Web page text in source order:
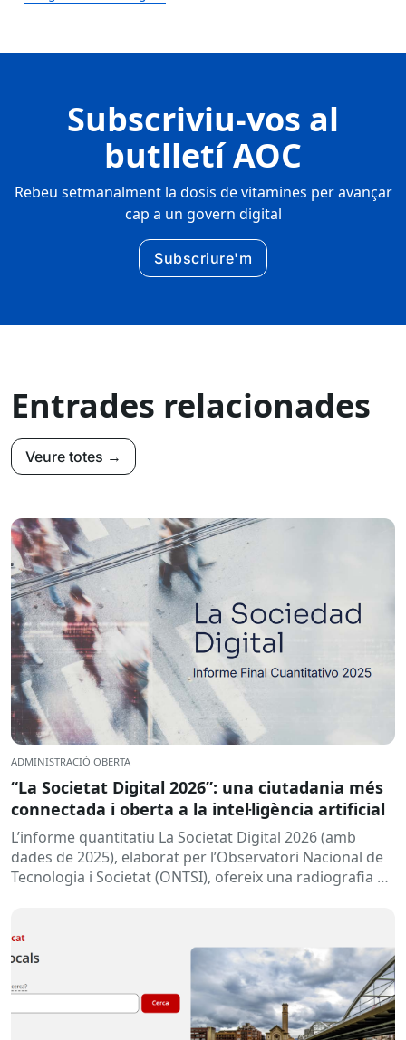
Subscriviu-vos al
butlletí AOC
Rebeu setmanalment la dosis de vitamines per avançar
cap a un govern digital
Subscriure'm
Entrades relacionades
Veure totes →
ADMINISTRACIÓ OBERTA
“La Societat Digital 2026”: una ciutadania més
connectada i oberta a la intel·ligència artificial
L’informe quantitatiu La Societat Digital 2026 (amb
dades de 2025), elaborat per l’Observatori Nacional de
Tecnologia i Societat (ONTSI), ofereix una radiografia de